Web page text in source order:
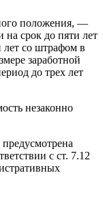
положения, —
срок до пяти лет
со штрафом в
заработной
до трех лет
незаконно
с ст. 7.12